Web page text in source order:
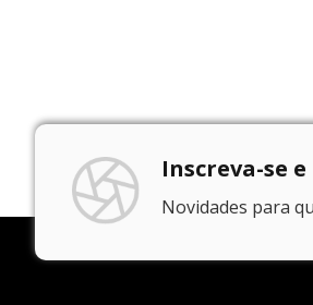
Inscreva-se
Novidades para